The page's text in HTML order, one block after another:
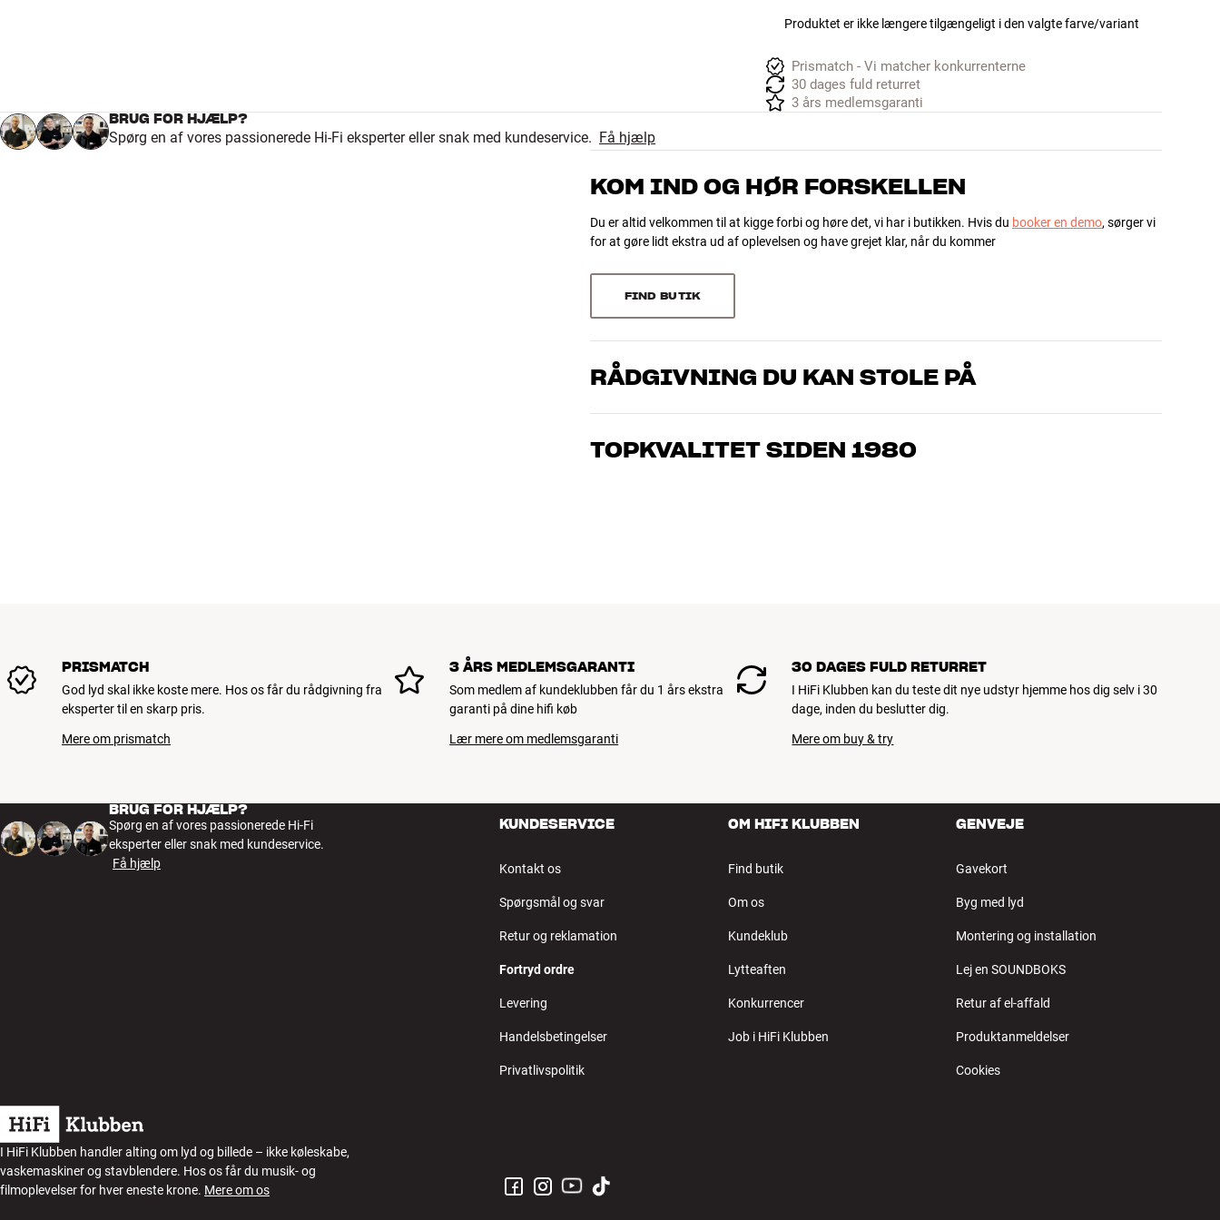
Produktet er ikke længere tilgængeligt i den valgte farve/variant
Prismatch - Vi matcher konkurrenterne
30 dages fuld returret
3 års medlemsgaranti
BRUG FOR HJÆLP?
Spørg en af vores passionerede Hi-Fi eksperter eller snak med kundeservice. Få hjælp
KOM IND OG HØR FORSKELLEN
Du er altid velkommen til at kigge forbi og høre det, vi har i butikken. Hvis du booker en demo, sørger vi
for at gøre lidt ekstra ud af oplevelsen og have grejet klar, når du kommer
FIND BUTIK
RÅDGIVNING DU KAN STOLE PÅ
Vores medarbejdere er ægte entusiaster, som kender produkterne og brænder for den gode lyd til både
dig og dit budget
TOPKVALITET SIDEN 1980
PRISMATCH
God lyd skal ikke koste mere. Hos os får du rådgivning fra
eksperter til en skarp pris.
Mere om prismatch
3 ÅRS MEDLEMSGARANTI
Som medlem af kundeklubben får du 1 års ekstra
garanti på dine hifi køb
Lær mere om medlemsgaranti
30 DAGES FULD RETURRET
I HiFi Klubben kan du teste dit nye udstyr hjemme hos dig selv i 30
dage, inden du beslutter dig.
Mere om buy & try
BRUG FOR HJÆLP?
Spørg en af vores passionerede Hi-Fi
eksperter eller snak med kundeservice.
Få hjælp
KUNDESERVICE
Kontakt os
Spørgsmål og svar
Retur og reklamation
Fortryd ordre
Levering
Handelsbetingelser
Privatlivspolitik
OM HIFI KLUBBEN
Find butik
Om os
Kundeklub
Lytteaften
Konkurrencer
Job i HiFi Klubben
GENVEJE
Gavekort
Byg med lyd
Montering og installation
Lej en SOUNDBOKS
Retur af el-affald
Produktanmeldelser
Cookies
I HiFi Klubben handler alting om lyd og billede – ikke køleskabe,
vaskemaskiner og stavblendere. Hos os får du musik- og
filmoplevelser for hver eneste krone. Mere om os